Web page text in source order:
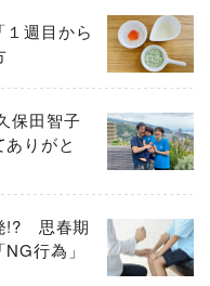
週目から
保田智子
りがと
!? 思春期
行為」